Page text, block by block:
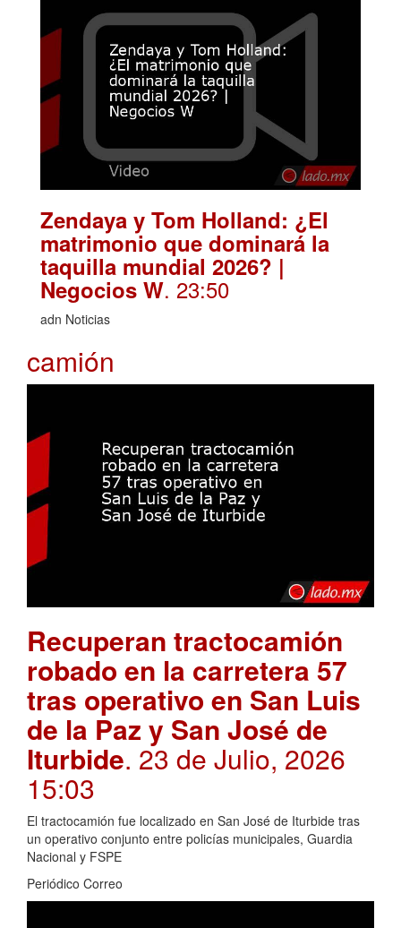
Zendaya y Tom Holland: ¿El
matrimonio que dominará la
taquilla mundial 2026? |
Negocios W. 23:50
adn Noticias
camión
Recuperan tractocamión
robado en la carretera 57
tras operativo en San Luis
de la Paz y San José de
Iturbide. 23 de Julio, 2026
15:03
El tractocamión fue localizado en San José de Iturbide tras
un operativo conjunto entre policías municipales, Guardia
Nacional y FSPE
Periódico Correo